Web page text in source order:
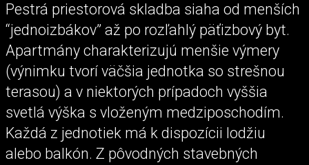
Pestrá priestorová skladba siaha od menších
“jednoizbákov” až po rozľahlý päťizbový byt.
Apartmány charakterizujú menšie výmery
(výnimku tvorí väčšia jednotka so strešnou
terasou) a v niektorých prípadoch vyššia
svetlá výška s vloženým medziposchodím.
Každá z jednotiek má k dispozícii lodžiu
alebo balkón. Z pôvodných stavebných